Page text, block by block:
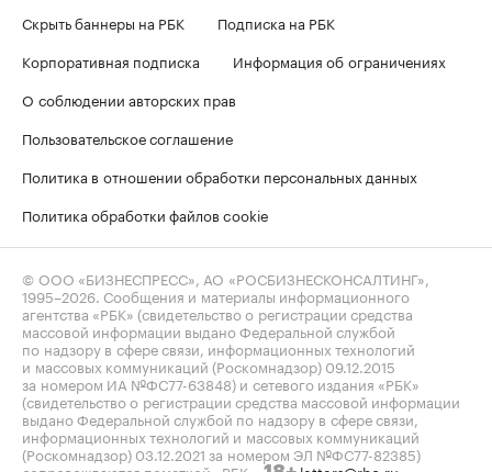
Скрыть баннеры на РБК
Подписка на РБК
Корпоративная подписка
Информация об ограничениях
О соблюдении авторских прав
Пользовательское соглашение
Политика в отношении обработки персональных данных
Политика обработки файлов cookie
© ООО «БИЗНЕСПРЕСС», АО «РОСБИЗНЕСКОНСАЛТИНГ»,
1995–2026 . Сообщения и материалы информационного
агентства «РБК» (свидетельство о регистрации средства
массовой информации выдано Федеральной службой
по надзору в сфере связи, информационных технологий
и массовых коммуникаций (Роскомнадзор) 09.12.2015
за номером ИА №ФС77-63848) и сетевого издания «РБК»
(свидетельство о регистрации средства массовой информации
выдано Федеральной службой по надзору в сфере связи,
информационных технологий и массовых коммуникаций
(Роскомнадзор) 03.12.2021 за номером ЭЛ №ФС77-82385)